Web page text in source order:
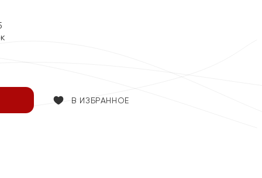
В ИЗБРАННОЕ